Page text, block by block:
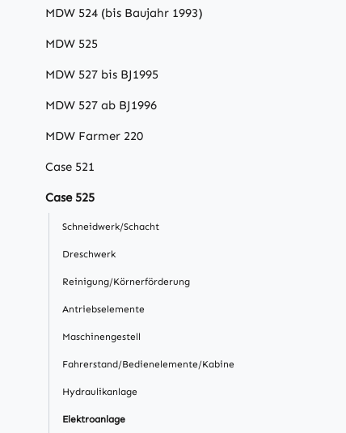
MDW 524 (bis Baujahr 1993)
MDW 525
MDW 527 bis BJ1995
MDW 527 ab BJ1996
MDW Farmer 220
Case 521
Case 525
Schneidwerk/Schacht
Dreschwerk
Reinigung/Körnerförderung
Antriebselemente
Maschinengestell
Fahrerstand/Bedienelemente/Kabine
Hydraulikanlage
Elektroanlage